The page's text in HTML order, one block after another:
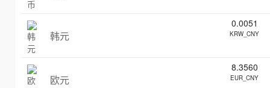
韩元
0.0051
KRW_CNY
欧元
8.3560
EUR_CNY